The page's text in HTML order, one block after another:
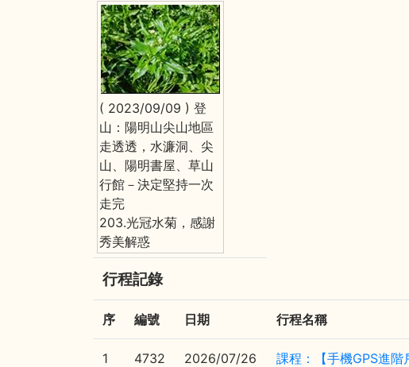
( 2023/09/09 ) 登
山：陽明山尖山地區
走透透，水濂洞、尖
山、陽明書屋、草山
行館－決定堅持一次
走完
203.光冠水菊，感謝
秀美解惑
行程記錄
序 編號 日期 行程名稱
1 4732 2026/07/26
課程：【手機GPS進